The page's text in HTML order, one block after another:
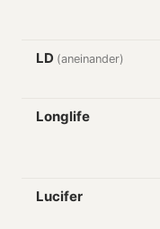
LD (aneinander)
Longlife
Lucifer